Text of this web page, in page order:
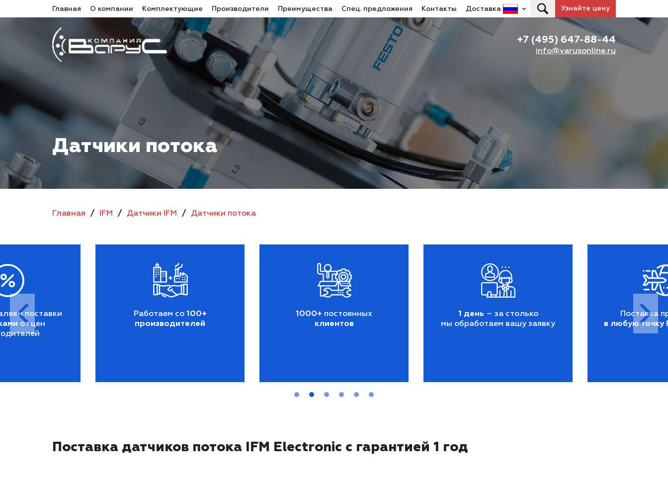
Главная О компании Комплектующие Производители Преимущества Спец. предложения Контакты Доставка Узнайте цену
+7 (495) 647-88-44
info@varusonline.ru
Датчики потока
Главная / IFM / Датчики IFM / Датчики потока
поставки
от цен
Работаем со 100+
производителей
1000+ постоянных
клиентов
1 день– за столько
мы обработаем вашу заявку
Поставка
в любую точку
Поставка датчиков потока IFM Electronic с гарантией 1 год